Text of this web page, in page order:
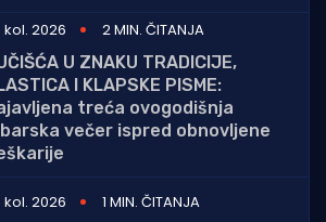
kol. 2026
2 MIN. ČITANJA
U ZNAKU TRADICIJE,
I KLAPSKE PISME:
treća ovogodišnja
večer ispred obnovljene
kol. 2026
1 MIN. ČITANJA